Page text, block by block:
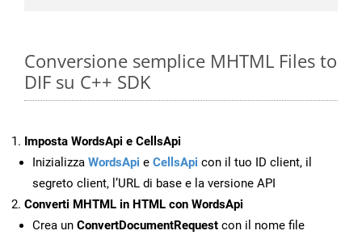
Conversione semplice MHTML Files to
DIF su C++ SDK
Imposta WordsApi e CellsApi
Inizializza WordsApi e CellsApi con il tuo ID client, il
segreto client, l’URL di base e la versione API
Converti MHTML in HTML con WordsApi
Crea un ConvertDocumentRequest con il nome file